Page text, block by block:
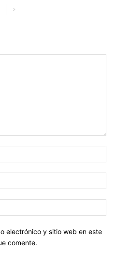
electrónico y sitio web en este
comente.